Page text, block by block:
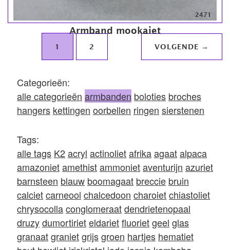
Armband mookaiet
2471
1 2 VOLGENDE →
Categorieën:
alle categorieën armbanden boloties broches
hangers kettingen oorbellen ringen sierstenen
Tags:
alle tags K2acryl actinolietafrikaagaatalpaca
amazonietamethistammonietaventurijn azuriet
barnsteen blauw boomagaat breccie bruin
calcietcarneool chalcedoon charoietchiastoliet
chrysocollaconglomeraatdendrietenopaal
druzydumortirieteldarietfluorietgeel glas
granaatgranietgrijsgroen hartjes hematiet